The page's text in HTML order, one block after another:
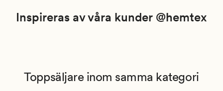
Inspireras av våra kunder @hemtex
Toppsäljare inom samma kategori